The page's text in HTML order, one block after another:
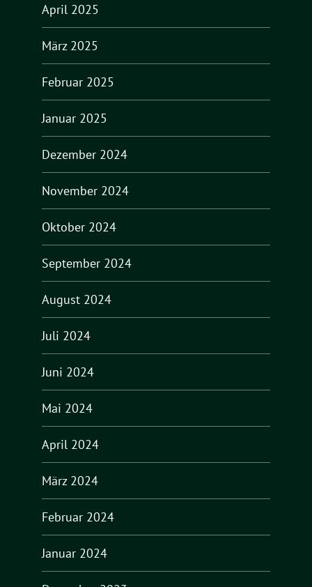
April 2025
März 2025
Februar 2025
Januar 2025
Dezember 2024
November 2024
Oktober 2024
September 2024
August 2024
Juli 2024
Juni 2024
Mai 2024
April 2024
März 2024
Februar 2024
Januar 2024